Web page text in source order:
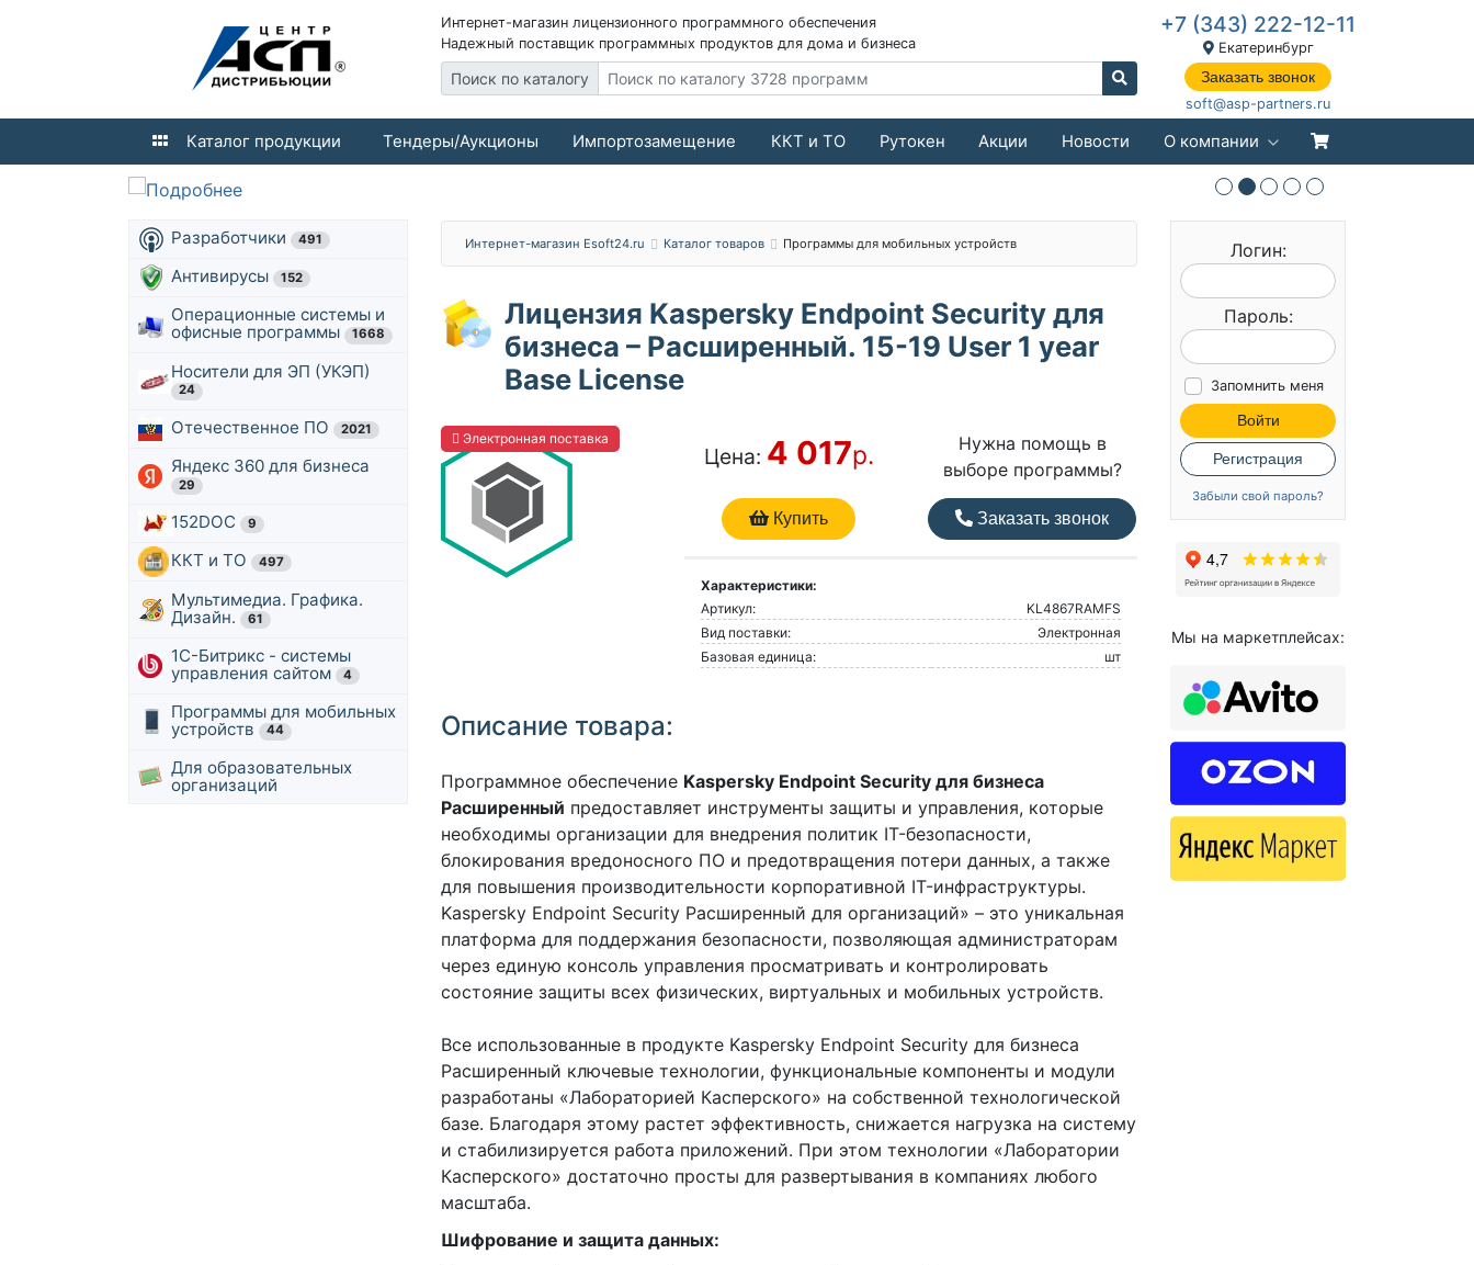
Интернет-магазин лицензионного программного обеспечения
Надежный поставщик программных продуктов для дома и бизнеса
Поиск по каталогу
+7 (343) 222-12-11
Екатеринбург
Заказать звонок
soft@asp-partners.ru
Каталог продукции Тендеры/Аукционы Импортозамещение ККТ и ТО Рутокен Акции Новости О компании
Разработчики 491
Антивирусы 152
Операционные системы и
офисные программы
1668
Носители для ЭП (УКЭП)
24
Отечественное ПО 2021
Яндекс 360 для бизнеса
29
152DOC 9
ККТ и ТО 497
Мультимедиа. Графика.
Дизайн.
61
1С-Битрикс - системы
управления сайтом
4
Программы для мобильных
устройств
44
Для образовательных
организаций
Интернет-магазин Esoft24.ru Каталог товаров Программы для мобильных устройств
Лицензия Kaspersky Endpoint Security для
бизнеса – Расширенный. 15-19 User 1 year
Base License
Электронная поставка
Цена: 4 017р.
Купить
Нужна помощь в
выборе программы?
Заказать звонок
Характеристики:
Артикул:
KL4867RAMFS
Вид поставки:
Электронная
Базовая единица:
шт
Описание товара:
Программное обеспечение Kaspersky Endpoint Security для бизнеса
Расширенный предоставляет инструменты защиты и управления, которые
необходимы организации для внедрения политик IT-безопасности,
блокирования вредоносного ПО и предотвращения потери данных, а также
для повышения производительности корпоративной IT-инфраструктуры.
Kaspersky Endpoint Security Расширенный для организаций» – это уникальная
платформа для поддержания безопасности, позволяющая администраторам
через единую консоль управления просматривать и контролировать
состояние защиты всех физических, виртуальных и мобильных устройств.
Все использованные в продукте Kaspersky Endpoint Security для бизнеса
Расширенный ключевые технологии, функциональные компоненты и модули
разработаны «Лабораторией Касперского» на собственной технологической
базе. Благодаря этому растет эффективность, снижается нагрузка на систему
и стабилизируется работа приложений. При этом технологии «Лаборатории
Касперского» достаточно просты для развертывания в компаниях любого
масштаба.
Шифрование и защита данных:
Логин:
Пароль:
Запомнить меня
Войти
Регистрация
Забыли свой пароль?
Мы на маркетплейсах: